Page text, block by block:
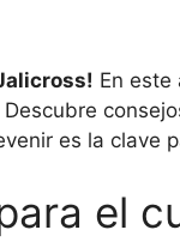
En
es la clave
el